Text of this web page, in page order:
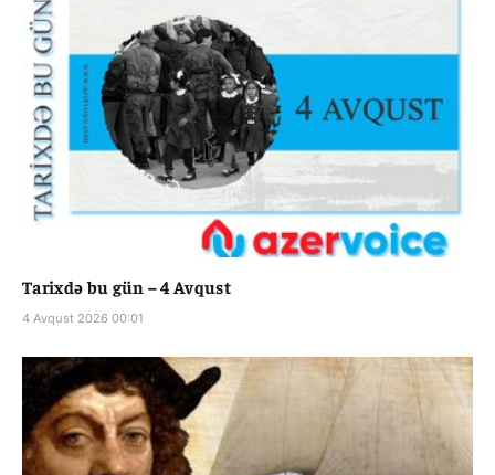
Tarixdə bu gün – 4 Avqust
4 Avqust 2026 00:01